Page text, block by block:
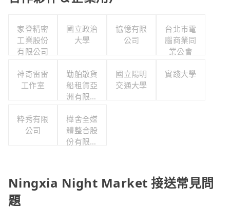
家登精密
工業股份
有限公司
國立政治
大學
協憶有限
公司
台北市電
腦商業同
業公會
神奇雷雷
工作室
勱舶散貨
船租賃亞
洲有限公
公司
國立陽明
交通大學
實踐大學
粋秀有限
公司
樺舍全媒
體整合股
份有限公
Ningxia Night Market 接送常見問
題